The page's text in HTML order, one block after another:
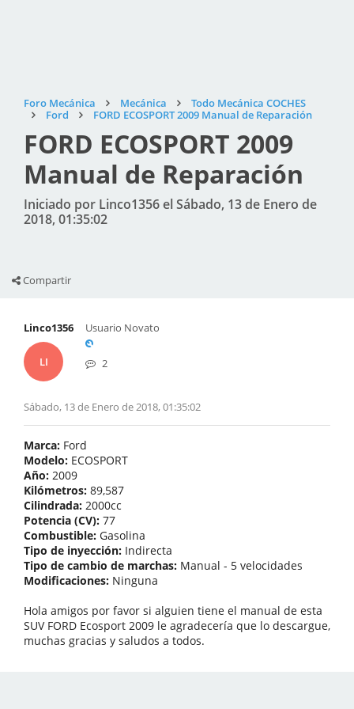
Foro Mecánica Mecánica
Todo Mecánica COCHES
Ford
FORD ECOSPORT 2009 Manual de Reparación
FORD ECOSPORT 2009
Manual de Reparación
Iniciado por Linco1356 el Sábado, 13 de Enero de
2018, 01:35:02
Compartir
Linco1356
LI
Usuario Novato
2
Sábado, 13 de Enero de 2018, 01:35:02
Marca: Ford
Modelo: ECOSPORT
Año: 2009
Kilómetros: 89,587
Cilindrada: 2000cc
Potencia (CV): 77
Combustible: Gasolina
Tipo de inyección: Indirecta
Tipo de cambio de marchas: Manual - 5 velocidades
Modificaciones: Ninguna
Hola amigos por favor si alguien tiene el manual de esta
SUV FORD Ecosport 2009 le agradecería que lo descargue,
muchas gracias y saludos a todos.